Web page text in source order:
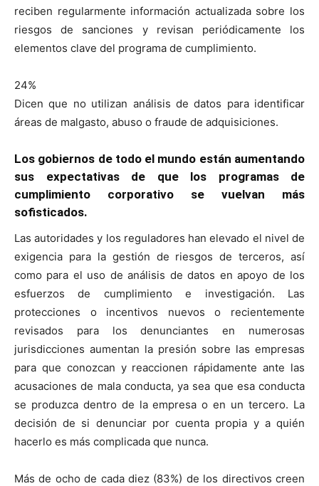
reciben regularmente información actualizada sobre los
riesgos de sanciones y revisan periódicamente los
elementos clave del programa de cumplimiento.
24%
Dicen que no utilizan análisis de datos para identificar
áreas de malgasto, abuso o fraude de adquisiciones.
Los gobiernos de todo el mundo están aumentando
sus expectativas de que los programas de
cumplimiento corporativo se vuelvan más
sofisticados.
Las autoridades y los reguladores han elevado el nivel de
exigencia para la gestión de riesgos de terceros, así
como para el uso de análisis de datos en apoyo de los
esfuerzos de cumplimiento e investigación. Las
protecciones o incentivos nuevos o recientemente
revisados para los denunciantes en numerosas
jurisdicciones aumentan la presión sobre las empresas
para que conozcan y reaccionen rápidamente ante las
acusaciones de mala conducta, ya sea que esa conducta
se produzca dentro de la empresa o en un tercero. La
decisión de si denunciar por cuenta propia y a quién
hacerlo es más complicada que nunca.
Más de ocho de cada diez (83%) de los directivos creen